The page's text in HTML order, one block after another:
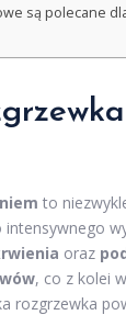
są polecane
to
oraz
, co z kolei
rozgrzewka